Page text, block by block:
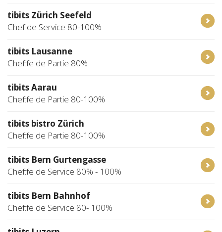
tibits Zürich Seefeld
Chef de Service 80-100%
tibits Lausanne
Chef:fe de Partie 80%
tibits Aarau
Chef:fe de Partie 80-100%
tibits bistro Zürich
Chef:fe de Partie 80-100%
tibits Bern Gurtengasse
Chef:fe de Service 80% - 100%
tibits Bern Bahnhof
Chef:fe de Service 80- 100%